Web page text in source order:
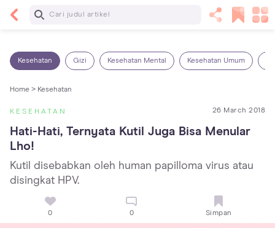
Baca Selanjutnya
Kesehatan Gizi Kesehatan Mental Kesehatan Umum
Home > Kesehatan
KESEHATAN 26 March 2018
Hati-Hati, Ternyata Kutil Juga Bisa Menular
Lho!
Kutil disebabkan oleh human papilloma virus atau
disingkat HPV.
0 0 Simpan